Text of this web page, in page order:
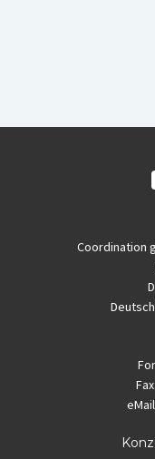
Coordination
Fax
eMail